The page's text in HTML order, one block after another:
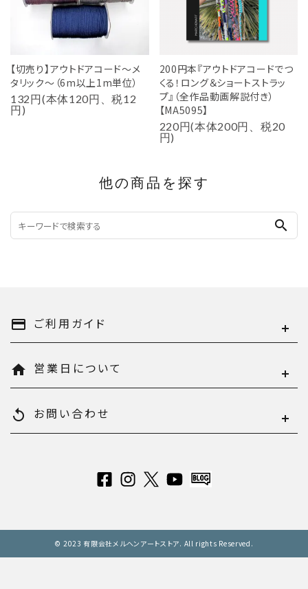
【切売り】アウトドアコード～メ
タリック～（6m以上1m単位）
132円(本体120円、税12
円)
200円本『アウトドアコードでつ
くる！ロング＆ショートストラッ
プ』（全作品動画解説付き）
【MA5095】
220円(本体200円、税20
円)
他の商品を探す
search
payment ご利用ガイド
home 営業日について
replay お問い合わせ
© 2023 有限会社メルヘンアートストア. All rights Reserved.